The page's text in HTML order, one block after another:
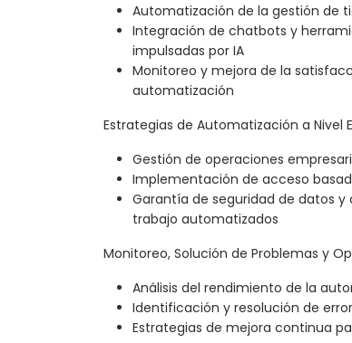
Automatización de la gestión de
Integración de chatbots y
impulsadas por IA
Monitoreo y mejora de la
automatización
Estrategias de Automatización a Nivel
Gestión de operaciones
Implementación de acceso
Garantía de seguridad de datos
trabajo automatizados
Monitoreo, Solución de Problemas y
Análisis del rendimiento de la
Identificación y resolución de
Estrategias de mejora continua